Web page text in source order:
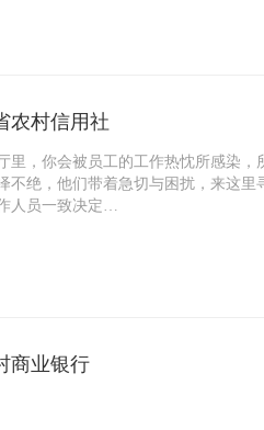
农村信用社
里，你会被员工的工作热忱所感染
不绝，他们带着急切与困扰，来这
人员一致决定…
商业银行